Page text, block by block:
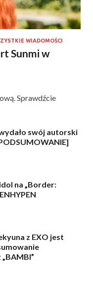
WIADOMOŚCI
Sunmi w
Sprawdźcie
swój autorski
na „Border:
z EXO jest